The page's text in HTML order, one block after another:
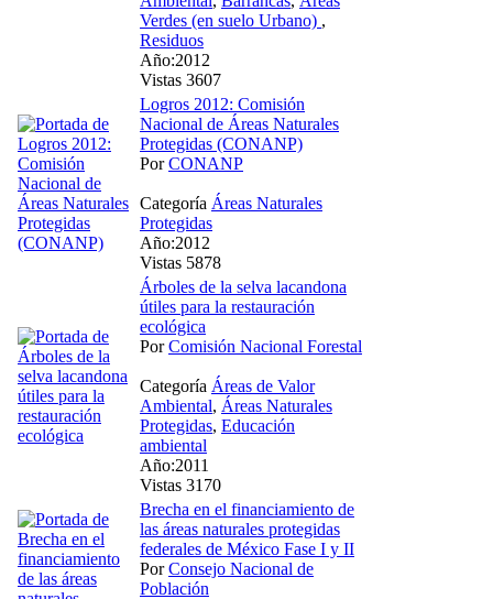
Verdes (en suelo Urbano) ,
Residuos
Año:2012
Vistas 3607
Logros 2012: Comisión
Nacional de Áreas Naturales
Protegidas (CONANP)
PorCONANP
Categoría Áreas Naturales
Protegidas
Año:2012
Vistas 5878
Árboles de la selva lacandona
útiles para la restauración
ecológica
PorComisión Nacional Forestal
Categoría Áreas de Valor
Ambiental, Áreas Naturales
Protegidas, Educación
ambiental
Año:2011
Vistas 3170
Brecha en el financiamiento de
las áreas naturales protegidas
federales de México Fase I y II
PorConsejo Nacional de
Población